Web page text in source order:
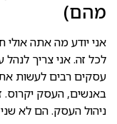
מהם)
אני יודע מה אתה אולי
לכל זה. אני צריך
עסקים רבים לעשות
באנשים, העסק יקרוס.
ניהול העסק. הם לא